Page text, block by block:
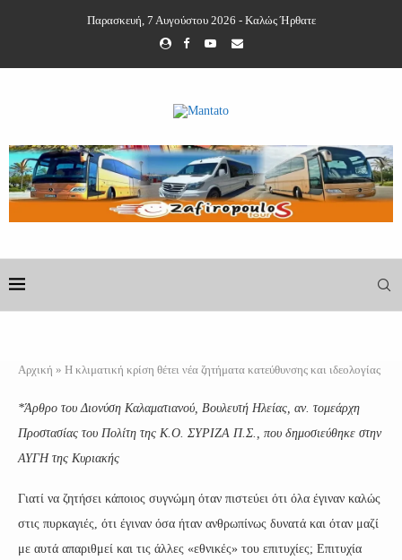
Παρασκευή, 7 Αυγούστου 2026 - Καλώς Ήρθατε
Αρχική » Η κλιματική κρίση θέτει νέα ζητήματα κατεύθυνσης και ιδεολογίας
*Άρθρο του Διονύση Καλαματιανού, Βουλευτή Ηλείας, αν. τομεάρχη
Προστασίας του Πολίτη της Κ.Ο. ΣΥΡΙΖΑ Π.Σ.,
που δημοσιεύθηκε στην
ΑΥΓΗ της Κυριακής
Γιατί να ζητήσει κάποιος συγνώμη όταν πιστεύει ότι όλα έγιναν καλώς
στις πυρκαγιές, ότι έγιναν όσα ήταν ανθρωπίνως δυνατά και όταν μαζί
με αυτά απαριθμεί και τις άλλες «εθνικές» του επιτυχίες; Επιτυχία